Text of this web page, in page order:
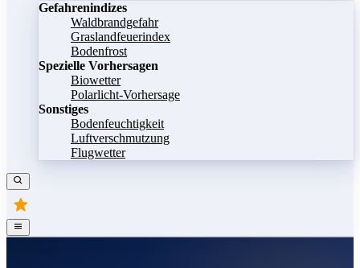
Gefahrenindizes
Waldbrandgefahr
Graslandfeuerindex
Bodenfrost
Spezielle Vorhersagen
Biowetter
Polarlicht-Vorhersage
Sonstiges
Bodenfeuchtigkeit
Luftverschmutzung
Flugwetter